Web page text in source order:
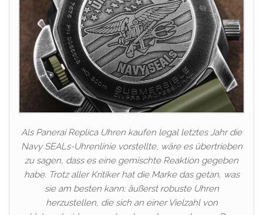
Als Panerai Replica Uhren kaufen legal letztes Jahr die
Navy SEALs-Uhrenlinie vorstellte, wäre es übertrieben
zu sagen, dass es eine gemischte Reaktion gegeben
habe. Trotz aller Kritiker hat die Marke das getan, was
sie am besten kann: äußerst robuste Uhren
herzustellen, die sich an einer Vielzahl von